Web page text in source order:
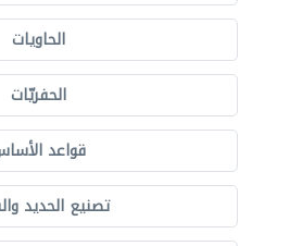
الحاويات
الحفريّات
قواعد
تصنيع الحديد